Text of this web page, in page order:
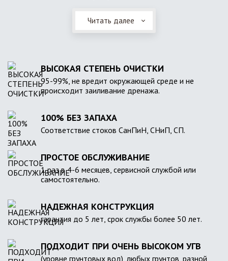
Читать далее
ВЫСОКАЯ СТЕПЕНЬ ОЧИСТКИ
95-99%, не вредит окружающей среде и не
происходит заиливание дренажа.
100% БЕЗ ЗАПАХА
Соответствие стоков СанПиН, СНиП, СП.
ПРОСТОЕ ОБСЛУЖИВАНИЕ
1 раз в 4-6 месяцев, сервисной службой или
самостоятельно.
НАДЕЖНАЯ КОНСТРУКЦИЯ
гарантия до 5 лет, срок службы более 50 лет.
ПОДХОДИТ ПРИ ОЧЕНЬ ВЫСОКОМ УГВ
(уровне грунтовых вод), любых грунтов, разной